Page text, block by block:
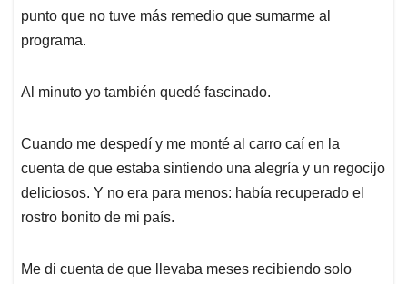
punto que no tuve más remedio que sumarme al
programa.
Al minuto yo también quedé fascinado.
Cuando me despedí y me monté al carro caí en la
cuenta de que estaba sintiendo una alegría y un regocijo
deliciosos. Y no era para menos: había recuperado el
rostro bonito de mi país.
Me di cuenta de que llevaba meses recibiendo solo